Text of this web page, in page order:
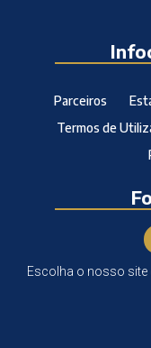
Parceiros
Termos de
Escolha o nosso site